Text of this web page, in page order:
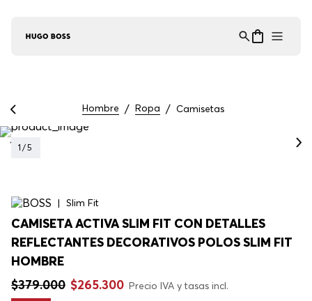
Hombre Ropa Camisetas
1 /5
Slim Fit
CAMISETA ACTIVA SLIM FIT CON DETALLES
REFLECTANTES DECORATIVOS POLOS SLIM FIT
HOMBRE
$379.000 $265.300 Precio IVA y tasas incl.
Asistente Virtual
en línea ⋮